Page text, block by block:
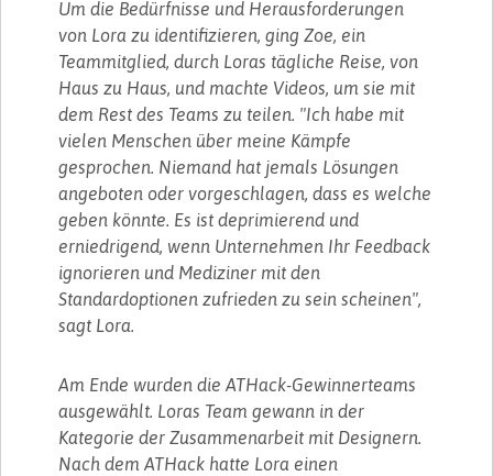
Um die Bedürfnisse und Herausforderungen
von Lora zu identifizieren, ging Zoe, ein
Teammitglied, durch Loras tägliche Reise, von
Haus zu Haus, und machte Videos, um sie mit
dem Rest des Teams zu teilen. "Ich habe mit
vielen Menschen über meine Kämpfe
gesprochen. Niemand hat jemals Lösungen
angeboten oder vorgeschlagen, dass es welche
geben könnte. Es ist deprimierend und
erniedrigend, wenn Unternehmen Ihr Feedback
ignorieren und Mediziner mit den
Standardoptionen zufrieden zu sein scheinen",
sagt Lora.
Am Ende wurden die ATHack-Gewinnerteams
ausgewählt. Loras Team gewann in der
Kategorie der Zusammenarbeit mit Designern.
Nach dem ATHack hatte Lora einen